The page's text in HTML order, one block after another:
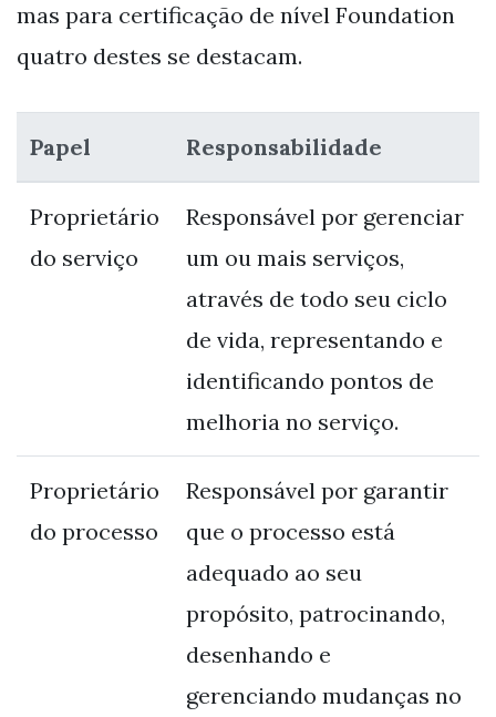
mas para certificação de nível Foundation
quatro destes se destacam.
Papel Responsabilidade
Proprietário
do serviço
Responsável por gerenciar
um ou mais serviços,
através de todo seu ciclo
de vida, representando e
identificando pontos de
melhoria no serviço.
Proprietário
do processo
Responsável por garantir
que o processo está
adequado ao seu
propósito, patrocinando,
desenhando e
gerenciando mudanças no